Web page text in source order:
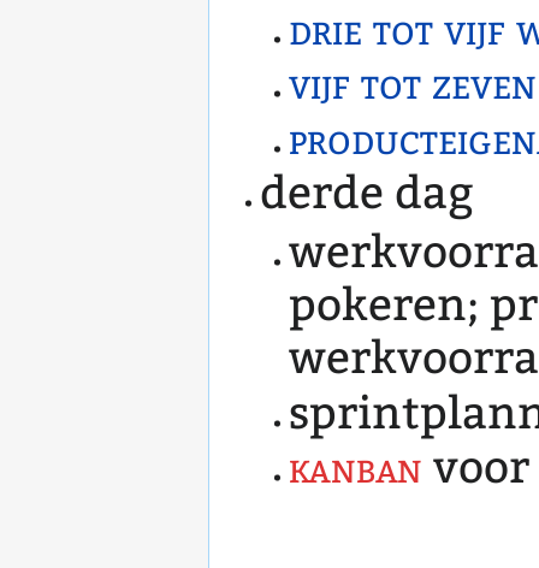
drie tot vijf
vijf tot
derde dag
pokeren;
kanban